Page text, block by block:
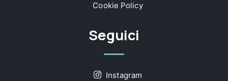
Cookie Policy
Seguici
Instagram